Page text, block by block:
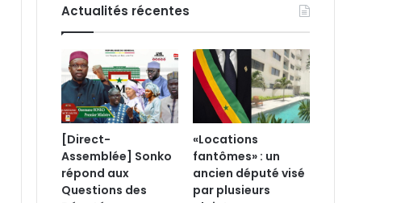
Actualités récentes
[Direct-
Assemblée] Sonko
répond aux
Questions des
«Locations
fantômes» : un
ancien député visé
par plusieurs